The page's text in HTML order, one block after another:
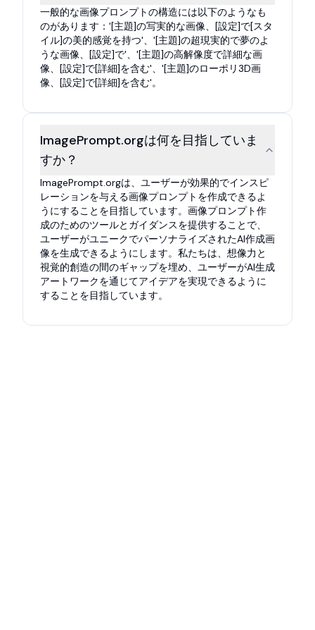
一般的な画像プロンプトの構造には以下のようなも
のがあります：'[主題]の写実的な画像、[設定]で[スタ
イル]の美的感覚を持つ'、'[主題]の超現実的で夢のよ
うな画像、[設定]で'、'[主題]の高解像度で詳細な画
像、[設定]で[詳細]を含む'、'[主題]のローポリ3D画
像、[設定]で[詳細]を含む'。
ImagePrompt.orgは何を目指していま
すか？
ImagePrompt.orgは、ユーザーが効果的でインスピ
レーションを与える画像プロンプトを作成できるよ
うにすることを目指しています。画像プロンプト作
成のためのツールとガイダンスを提供することで、
ユーザーがユニークでパーソナライズされたAI作成画
像を生成できるようにします。私たちは、想像力と
視覚的創造の間のギャップを埋め、ユーザーがAI生成
アートワークを通じてアイデアを実現できるように
することを目指しています。